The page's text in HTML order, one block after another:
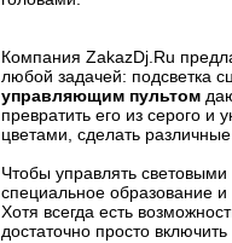
Компания ZakazDj.Ru
любой задачей: подсветка
управляющим пультом
превратить его из серого
цветами, сделать
Чтобы управлять
специальное образование и
Хотя всегда есть
достаточно просто включить